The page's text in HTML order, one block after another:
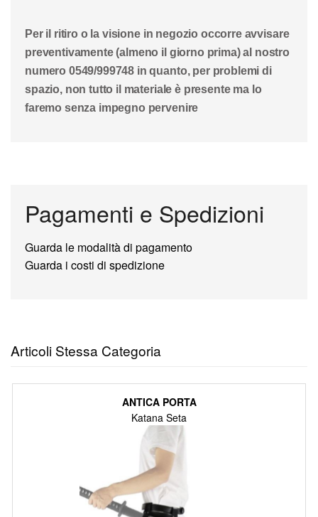
Per il ritiro o la visione in negozio occorre avvisare
preventivamente (almeno il giorno prima) al nostro
numero 0549/999748 in quanto, per problemi di
spazio, non tutto il materiale è presente ma lo
faremo senza impegno pervenire
Pagamenti e Spedizioni
Guarda le modalità di pagamento
Guarda i costi di spedizione
Articoli Stessa Categoria
ANTICA PORTA
Katana Seta